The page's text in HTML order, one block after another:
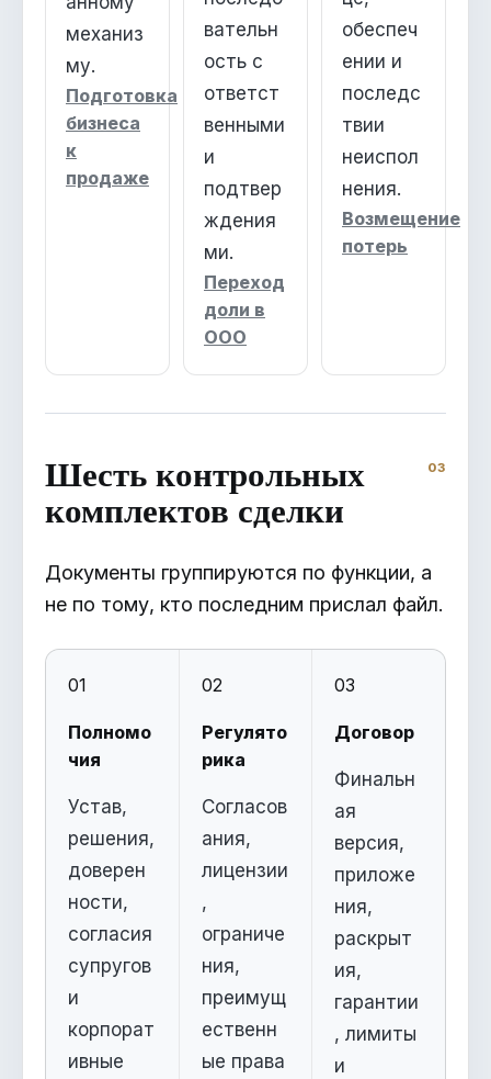
механиз
му.
Подготовка
бизнеса
к
продаже
вательн
ость с
ответст
венными
и
подтвер
ждения
ми.
Переход
доли в
ООО
обеспеч
ении и
последс
твии
неиспол
нения.
Возмещение
потерь
Шесть контрольных
комплектов сделки
Документы группируются по функции, а
не по тому, кто последним прислал файл.
01
Полномо
чия
Устав,
решения,
доверен
ности,
согласия
супругов
и
корпорат
ивные
02
Регулято
рика
Согласов
ания,
лицензии
,
ограниче
ния,
преимущ
ественн
ые права
03
Договор
Финальн
ая
версия,
приложе
ния,
раскрыт
ия,
гарантии
, лимиты
и